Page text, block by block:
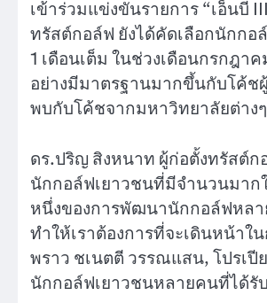
เข้าร่วมแข่งขันรายการ “เอ็นบี
ทรัสต์กอล์ฟ ยังได้คัดเลือกนักก
1 เดือนเต็ม ในช่วงเดือนกรกฎา
อย่างมีมาตรฐานมากขึ้นกับโค้ช
พบกับโค้ชจากมหาวิทยาลัยต่าง
ดร.ปริญ สิงหนาท ผู้ก่อตั้งทรัสต์ก
นักกอล์ฟเยาวชนที่มีจำนวนมาก
หนึ่งของการพัฒนานักกอล์ฟหลา
ทำให้เราต้องการที่จะเดินหน้าใ
พราว ชเนตตี วรรณแสน, โปรเ
นักกอล์ฟเยาวชนหลายคนที่ได้รั